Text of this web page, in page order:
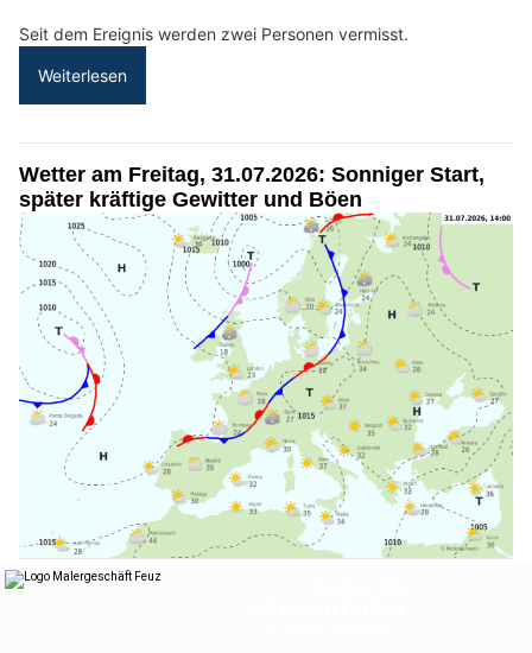
Seit dem Ereignis werden zwei Personen vermisst.
Weiterlesen
Wetter am Freitag, 31.07.2026: Sonniger Start,
später kräftige Gewitter und Böen
31.07.26 VON BELMEDIA REDAKTION
Zunächst meist sonnig und heiss. Im Tagesverlauf